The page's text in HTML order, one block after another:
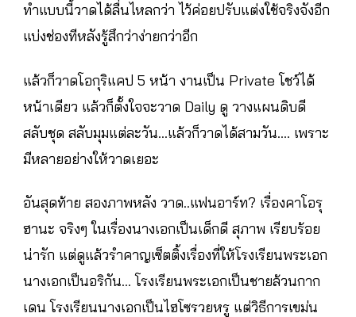
ทำแบบนี้วาดได้ลื่นไหลกว่า ไว้ค่อยปรับแต่งใช้จริงจังอีก
แบ่งช่องทีหลังรู้สึกว่าง่ายกว่าอีก
แล้วก็วาดโอกุริแคป 5 หน้า งานเป็น Private โชว์ได้
หน้าเดียว แล้วก็ตั้งใจจะวาด Daily ดู วางแผนดิบดี
สลับชุด สลับมุมแต่ละวัน…แล้วก็วาดได้สามวัน…. เพราะ
มีหลายอย่างให้วาดเยอะ
อันสุดท้าย สองภาพหลัง วาด..แฟนอาร์ท? เรื่องคาโอรุ
ฮานะ จริงๆ ในเรื่องนางเอกเป็นเด็กดี สุภาพ เรียบร้อย
น่ารัก แต่ดูแล้วรำคาญเซ็ตติ้งเรื่องที่ให้โรงเรียนพระเอก
นางเอกเป็นอริกัน… โรงเรียนพระเอกเป็นชายล้วนกาก
เดน โรงเรียนนางเอกเป็นไฮโซรวยหรู แต่วิธีการเขม่น